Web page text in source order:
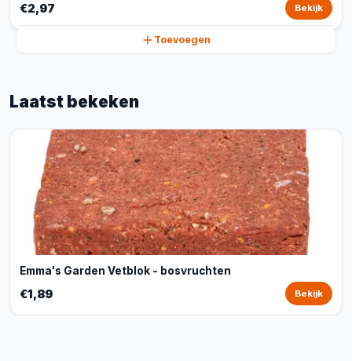
€2,97 Bekijk
Toevoegen
Laatst bekeken
Emma's Garden Vetblok - bosvruchten
€1,89 Bekijk